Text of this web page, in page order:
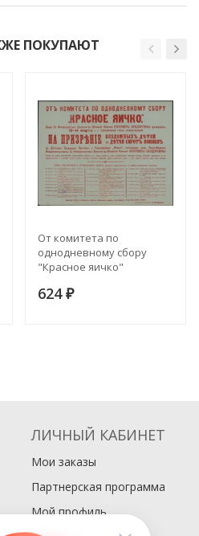
ПОКУПАЮТ
От комитета по
однодневному сбору
"Красное яичко"
624 ₽
ЛИЧНЫЙ КАБИНЕТ
Мои заказы
Партнерская программа
Мой профиль